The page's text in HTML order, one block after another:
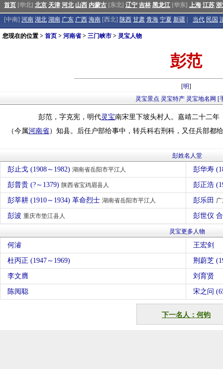
首页 [华北] 北京 天津 河北 山西 内蒙古 [东北] 辽宁 吉林 黑龙江 [华东] 上海 江苏
[中南] 河南 湖北 湖南 广东 广西 海南 [西北] 陕西 甘肃 青海 宁夏 新疆 当代 民国
您现在的位置 > 首页 > 河南省> 三门峡市 > 灵宝人物
彭范
[明]
灵宝景点 灵宝特产 灵宝地名网 [
彭范，字克宪，明代灵宝南宋里下坡头村人。嘉靖二十二年
（今属河南省）知县。后任户部给事中，转兵科右刑科，又任兵部都
彭姓名人堂
彭止戈 (1908～1982) 湖南省岳阳市平江人 彭华寿
彭普贵 (?～1379) 陕西省宝鸡眉县人 彭正浩
彭莘耕 (1910～1934) 革命烈士 湖南省岳阳市平江人 彭乐田
彭波 重庆市垫江县人 彭世仪
灵宝更多人物
何濬 王宏剑
杜丙正 (1947～1969) 荆蔚芝
李文膺 刘育贤
陈阅聪 宋之问
下一名人：何钧